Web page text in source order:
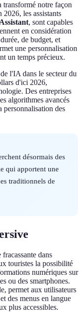
notre façon
les assistants
, sont capables
en considération
de budget, et
une personnalisation
un temps précieux.
l'IA dans le secteur du
d'ici 2026,
Des entreprises
algorithmes avancés
des
désormais des
qui apportent une
traditionnels de
dans
touristes la possibilité
numériques sur
ou des smartphones.
permet aux utilisateurs
des menus en langue
plus accessibles.